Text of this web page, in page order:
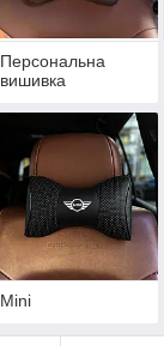
Персональна
вишивка
Mini